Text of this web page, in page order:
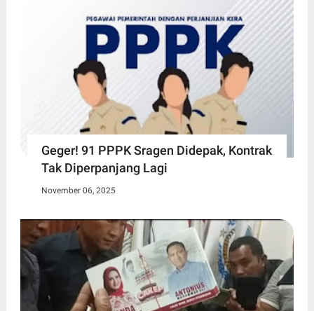
Geger! 91 PPPK Sragen Didepak, Kontrak
Tak Diperpanjang Lagi
November 06, 2025